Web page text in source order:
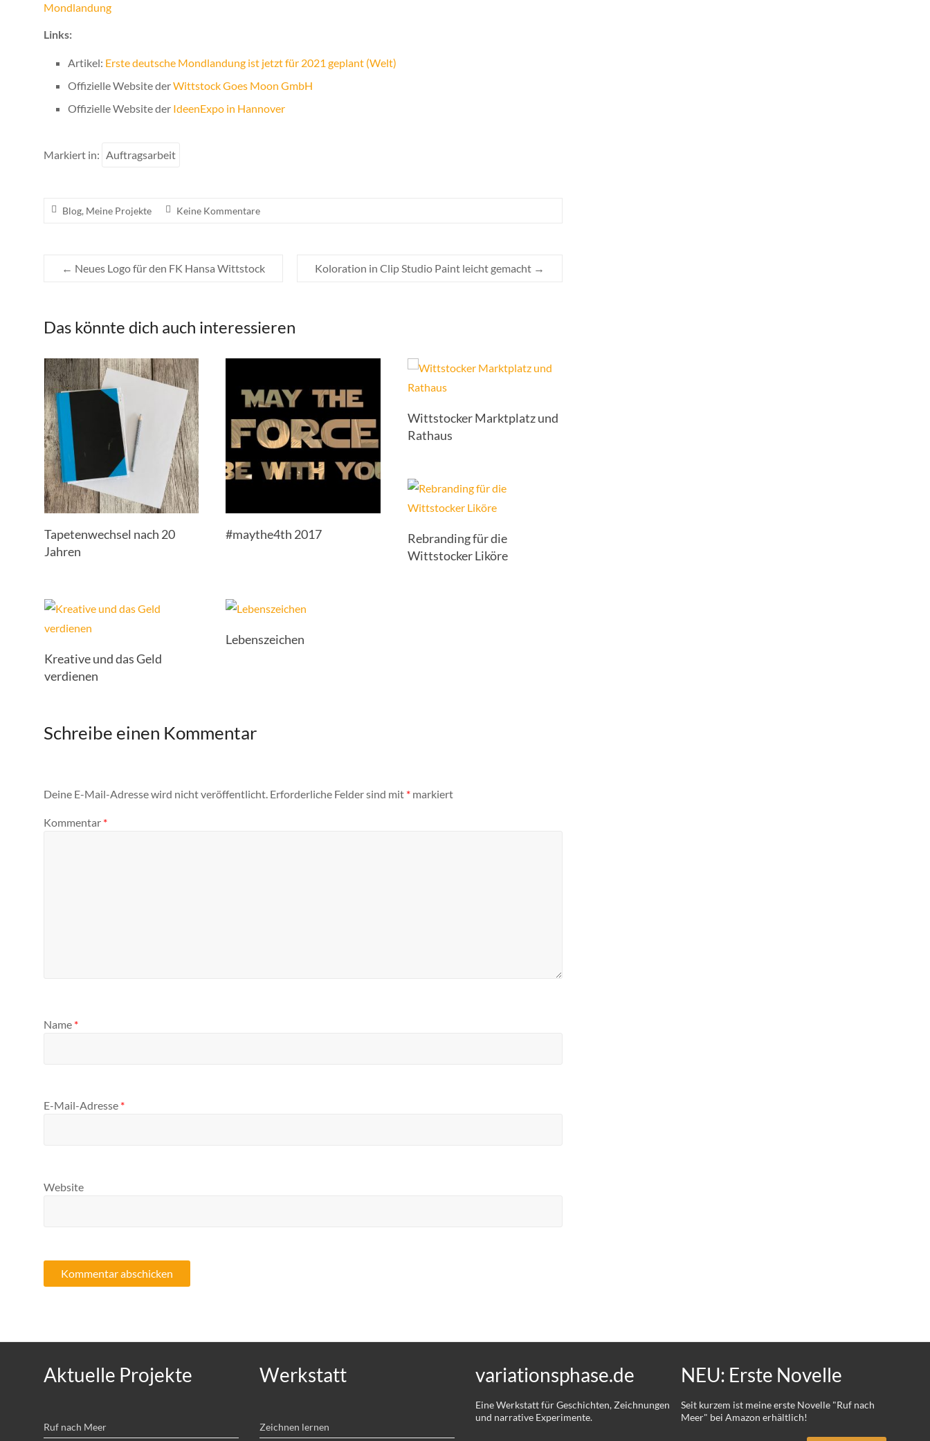
Mondlandung
Links:
Artikel: Erste deutsche Mondlandung ist jetzt für 2021 geplant (Welt)
Offizielle Website derWittstock Goes Moon GmbH
Offizielle Website der IdeenExpo in Hannover
Markiert in: Auftragsarbeit
Blog, Meine Projekte Keine Kommentare
← Neues Logo für den FK Hansa Wittstock Koloration in Clip Studio Paint leicht gemacht →
Das könnte dich auch interessieren
Tapetenwechsel nach 20
Jahren
#maythe4th 2017
Wittstocker Marktplatz und
Rathaus
Rebranding für die
Wittstocker Liköre
Kreative und das Geld
verdienen
Lebenszeichen
Schreibe einen Kommentar
Deine E-Mail-Adresse wird nicht veröffentlicht. Erforderliche Felder sind mit * markiert
Kommentar *
Name *
E-Mail-Adresse *
Website
Aktuelle Projekte
Ruf nach Meer
Werkstatt
Zeichnen lernen
variationsphase.de
Eine Werkstatt für Geschichten, Zeichnungen
und narrative Experimente.
NEU: Erste Novelle
Seit kurzem ist meine erste Novelle "Ruf nach
Meer" bei Amazon erhältlich!